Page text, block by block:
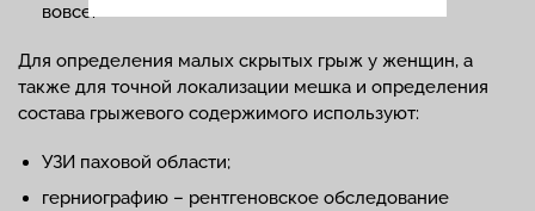
вовсе.
Для определения малых скрытых грыж у женщин, а
также для точной локализации мешка и определения
состава грыжевого содержимого используют:
УЗИ паховой области;
герниографию – рентгеновское обследование